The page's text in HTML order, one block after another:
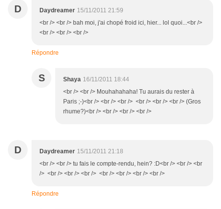
D Daydreamer 15/11/2011 21:59
<br /> <br /> bah moi, j'ai chopé froid ici, hier... lol quoi...<br />
<br /> <br /> <br />
Répondre
S Shaya 16/11/2011 18:44
<br /> <br /> Mouhahahaha! Tu aurais du rester à
Paris ;-)<br /> <br /> <br /> <br /> <br /> <br /> (Gros
rhume?)<br /> <br /> <br /> <br />
D Daydreamer 15/11/2011 21:18
<br /> <br /> tu fais le compte-rendu, hein? :D<br /> <br /> <br
/> <br /> <br /> <br /> <br /> <br /> <br /> <br />
Répondre